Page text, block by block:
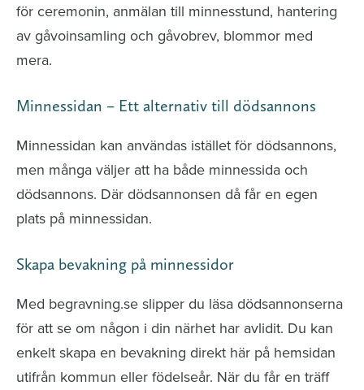
för ceremonin, anmälan till minnesstund, hantering
av gåvoinsamling och gåvobrev, blommor med
mera.
Minnessidan – Ett alternativ till dödsannons
Minnessidan kan användas istället för dödsannons,
men många väljer att ha både minnessida och
dödsannons. Där dödsannonsen då får en egen
plats på minnessidan.
Skapa bevakning på minnessidor
Med begravning.se slipper du läsa dödsannonserna
för att se om någon i din närhet har avlidit. Du kan
enkelt skapa en bevakning direkt här på hemsidan
utifrån kommun eller födelseår. När du får en träff